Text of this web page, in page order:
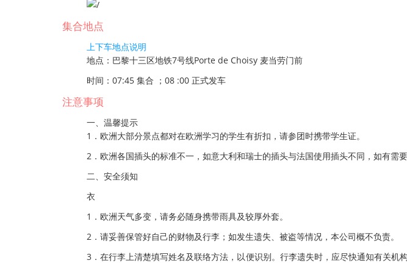
集合地点
上下车地点说明
地点：巴黎十三区地铁7号线Porte de Choisy 麦当劳门前
时间：07:45 集合 ；08 :00 正式发车
注意事项
一、温馨提示
1．欧洲大部分景点都对在欧洲学习的学生有折扣，请参团时携带学生证。
2．欧洲各国插头的标准不一，如意大利和瑞士的插头与法国使用插头不同，如有需
二、安全须知
衣
1．欧洲天气多变，请务必随身携带雨具及较厚外套。
2．请妥善保管好自己的财物及行李；如发生遗失、被盗等情况，本公司概不负责。
3．在行李上清楚填写姓名及联络方法，以便识别。行李遗失时，应尽快通知有关机